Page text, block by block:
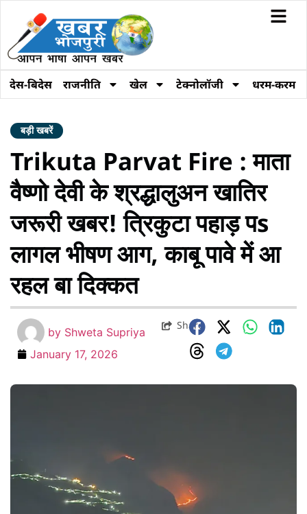
देस-बिदेस राजनीति खेल टेक्नोलॉजी धरम-करम
बड़ी खबरें
Trikuta Parvat Fire : माता
वैष्णो देवी के श्रद्धालुअन खातिर
जरूरी खबर! त्रिकुटा पहाड़ पs
लागल भीषण आग, काबू पावे में आ
रहल बा दिक्कत
by Shweta Supriya
January 17, 2026
Share